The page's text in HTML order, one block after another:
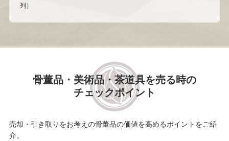
列）
骨董品・美術品・茶道具を売る時の
チェックポイント
売却・引き取りをお考えの骨董品の価値を高めるポイントをご紹
介。